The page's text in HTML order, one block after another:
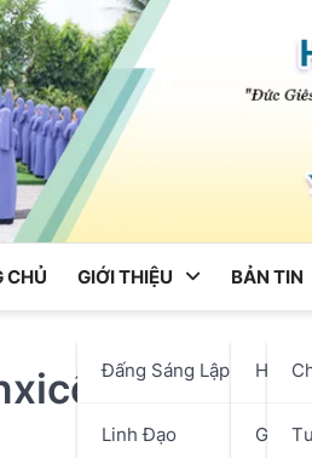
CHỦ GIỚI THIỆU
Đấng Sáng Lập
Linh Đạo
BẢN TIN
Hội
Giáo
Trong